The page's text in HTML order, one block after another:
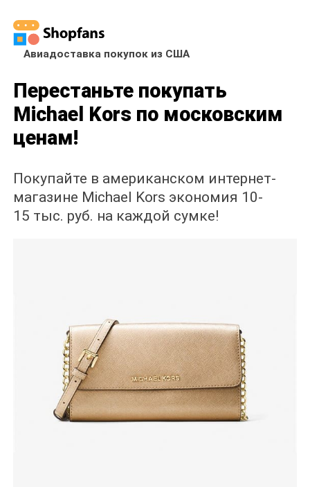
Авиадоставка покупок из США
Перестаньте покупать
Michael Kors по московским
ценам!
Покупайте в американском интернет-
магазине Michael Kors экономия 10-
15 тыс. руб. на каждой сумке!